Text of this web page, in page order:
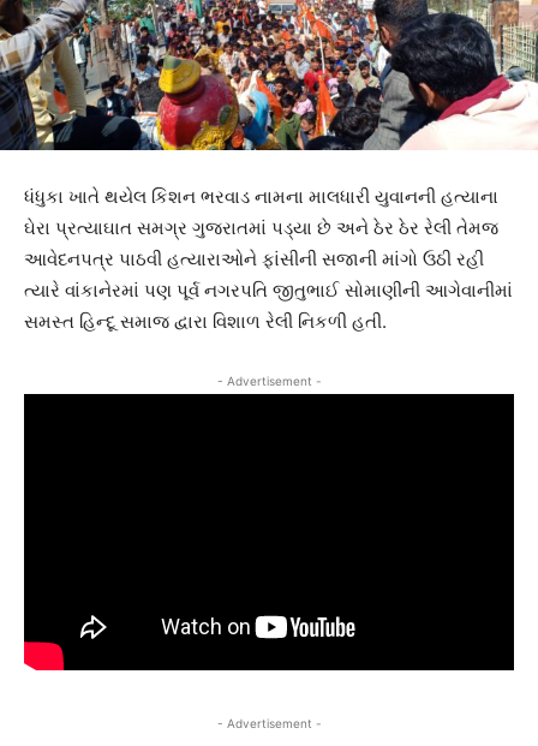
ધંધુકા ખાતે થયેલ કિશન ભરવાડ નામના માલધારી યુવાનની હત્યાના
ઘેરા પ્રત્યાઘાત સમગ્ર ગુજરાતમાં પડ્યા છે અને ઠેર ઠેર રેલી તેમજ
આવેદનપત્ર પાઠવી હત્યારાઓને ફાંસીની સજાની માંગો ઉઠી રહી
ત્યારે વાંકાનેરમાં પણ પૂર્વ નગરપતિ જીતુભાઈ સોમાણીની આગેવાનીમાં
સમસ્ત હિન્દૂ સમાજ દ્વારા વિશાળ રેલી નિકળી હતી.
- Advertisement -
- Advertisement -